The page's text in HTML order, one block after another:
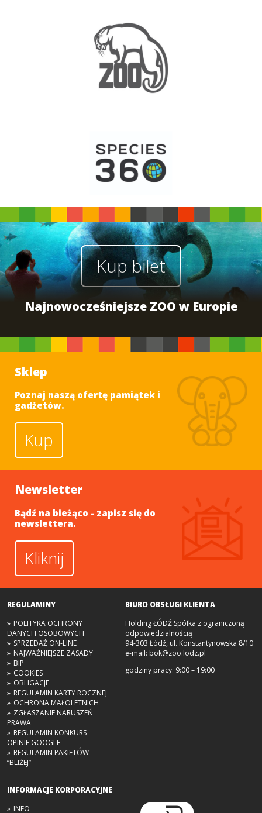
Najnowocześniejsze ZOO w Europie
Kup bilet
Sklep
Poznaj naszą ofertę pamiątek i
gadżetów.
Kup
Newsletter
Bądź na bieżąco - zapisz się do
newslettera.
Kliknij
REGULAMINY
POLITYKA OCHRONY
DANYCH OSOBOWYCH
SPRZEDAŻ ON-LINE
NAJWAŻNIEJSZE ZASADY
BIP
COOKIES
OBLIGACJE
REGULAMIN KARTY ROCZNEJ
OCHRONA MAŁOLETNICH
ZGŁASZANIE NARUSZEŃ
PRAWA
REGULAMIN KONKURS –
OPINIE GOOGLE
REGULAMIN PAKIETÓW
“BLIŻEJ”
INFORMACJE KORPORACYJNE
INFO
BIURO OBSŁUGI KLIENTA
Holding ŁÓDŹ Spółka z ograniczoną
odpowiedzialnością
94-303 Łódź, ul. Konstantynowska 8/10
e-mail: bok@zoo.lodz.pl
godziny pracy: 9:00 – 19:00